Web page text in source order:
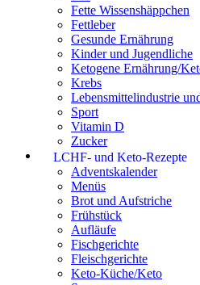
Fette Wissenshäppchen
Fettleber
Gesunde Ernährung
Kinder und Jugendliche
Ketogene Ernährung/
Krebs
Lebensmittelindustrie
Sport
Vitamin D
Zucker
LCHF- und Keto-Rezepte
Adventskalender
Menüs
Brot und Aufstriche
Frühstück
Aufläufe
Fischgerichte
Fleischgerichte
Keto-Küche/Keto